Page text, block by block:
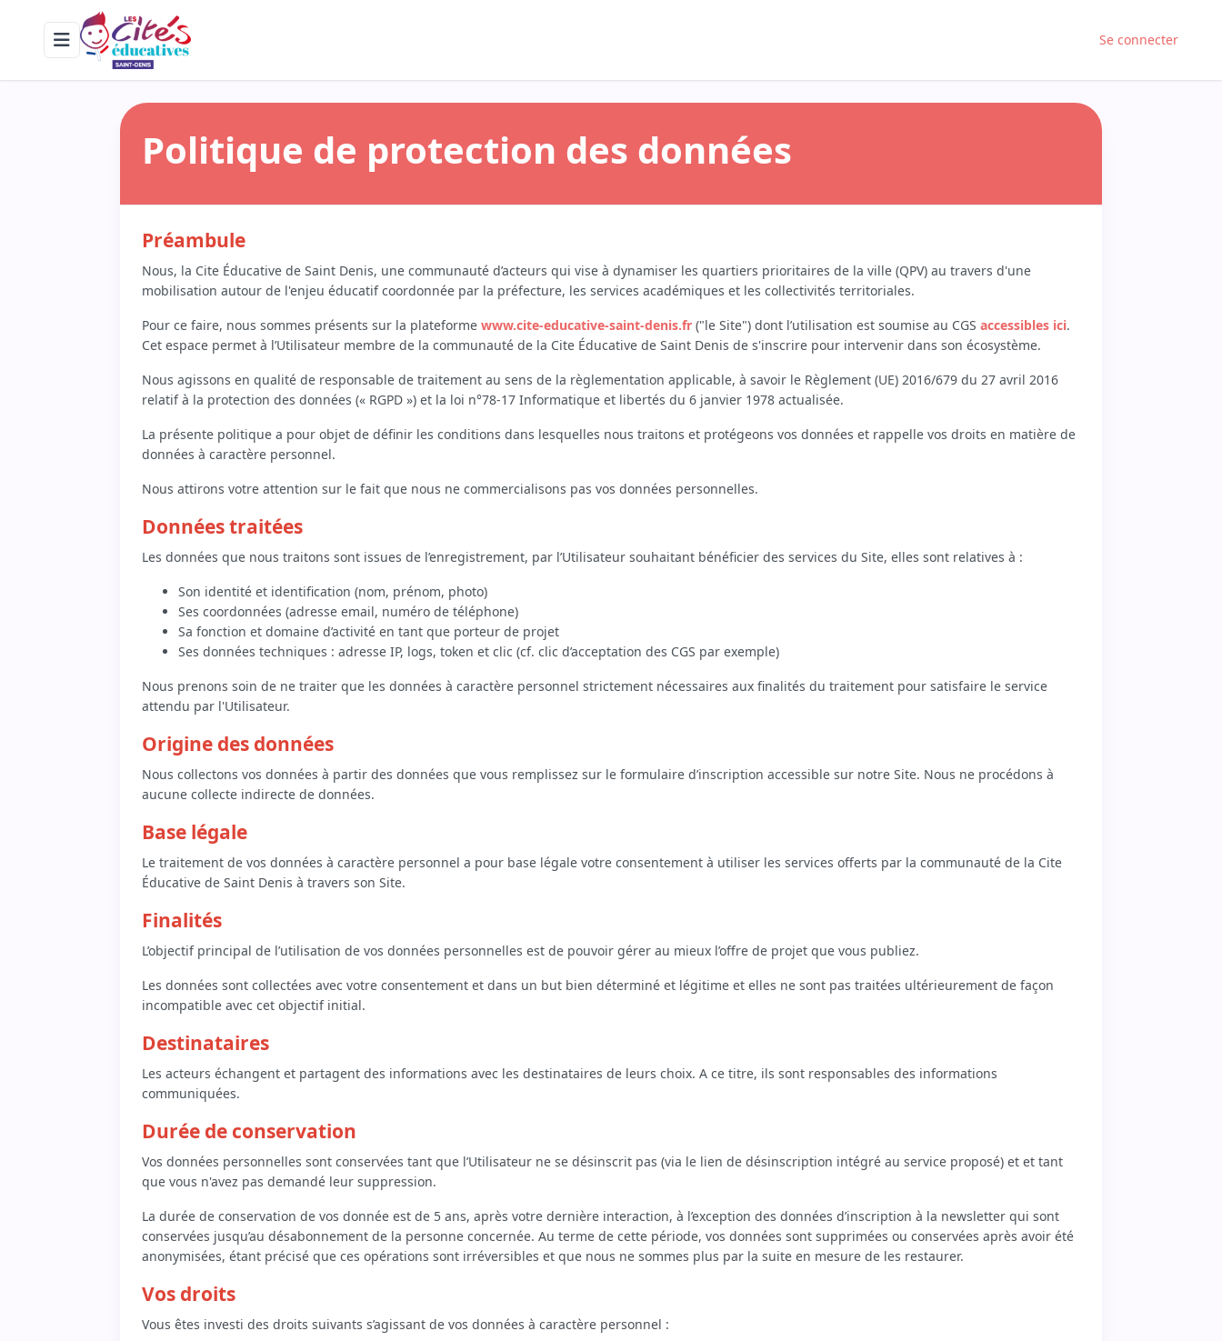
Se connecter
Politique de protection des données
Préambule
Nous, la Cite Éducative de Saint Denis, une communauté d’acteurs qui vise à dynamiser les quartiers prioritaires de la ville (QPV) au travers d'une
mobilisation autour de l'enjeu éducatif coordonnée par la préfecture, les services académiques et les collectivités territoriales.
Pour ce faire, nous sommes présents sur la plateforme www.cite-educative-saint-denis.fr ("le Site") dont l’utilisation est soumise au CGS accessibles ici.
Cet espace permet à l’Utilisateur membre de la communauté de la Cite Éducative de Saint Denis de s'inscrire pour intervenir dans son écosystème.
Nous agissons en qualité de responsable de traitement au sens de la règlementation applicable, à savoir le Règlement (UE) 2016/679 du 27 avril 2016
relatif à la protection des données (« RGPD ») et la loi n°78-17 Informatique et libertés du 6 janvier 1978 actualisée.
La présente politique a pour objet de définir les conditions dans lesquelles nous traitons et protégeons vos données et rappelle vos droits en matière de
données à caractère personnel.
Nous attirons votre attention sur le fait que nous ne commercialisons pas vos données personnelles.
Données traitées
Les données que nous traitons sont issues de l’enregistrement, par l’Utilisateur souhaitant bénéficier des services du Site, elles sont relatives à :
Son identité et identification (nom, prénom, photo)
Ses coordonnées (adresse email, numéro de téléphone)
Sa fonction et domaine d’activité en tant que porteur de projet
Ses données techniques : adresse IP, logs, token et clic (cf. clic d’acceptation des CGS par exemple)
Nous prenons soin de ne traiter que les données à caractère personnel strictement nécessaires aux finalités du traitement pour satisfaire le service
attendu par l'Utilisateur.
Origine des données
Nous collectons vos données à partir des données que vous remplissez sur le formulaire d’inscription accessible sur notre Site. Nous ne procédons à
aucune collecte indirecte de données.
Base légale
Le traitement de vos données à caractère personnel a pour base légale votre consentement à utiliser les services offerts par la communauté de la Cite
Éducative de Saint Denis à travers son Site.
Finalités
L’objectif principal de l’utilisation de vos données personnelles est de pouvoir gérer au mieux l’offre de projet que vous publiez.
Les données sont collectées avec votre consentement et dans un but bien déterminé et légitime et elles ne sont pas traitées ultérieurement de façon
incompatible avec cet objectif initial.
Destinataires
Les acteurs échangent et partagent des informations avec les destinataires de leurs choix. A ce titre, ils sont responsables des informations
communiquées.
Durée de conservation
Vos données personnelles sont conservées tant que l’Utilisateur ne se désinscrit pas (via le lien de désinscription intégré au service proposé) et et tant
que vous n'avez pas demandé leur suppression.
La durée de conservation de vos donnée est de 5 ans, après votre dernière interaction, à l’exception des données d’inscription à la newsletter qui sont
conservées jusqu’au désabonnement de la personne concernée. Au terme de cette période, vos données sont supprimées ou conservées après avoir été
anonymisées, étant précisé que ces opérations sont irréversibles et que nous ne sommes plus par la suite en mesure de les restaurer.
Vos droits
Vous êtes investi des droits suivants s’agissant de vos données à caractère personnel :
Erreur !. Une erreur est survenue (DlnkMenuItems, get_items). Contactez votre support